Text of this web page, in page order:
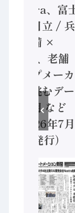
Noetra、富士
通、日立 / 兵
神装備 ×
HMS、老舗
ポンプメーカ
ーが挑むデー
タ活用 など
（2026年7月
22日発行）